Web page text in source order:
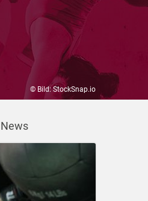
© Bild: StockSnap.io
News